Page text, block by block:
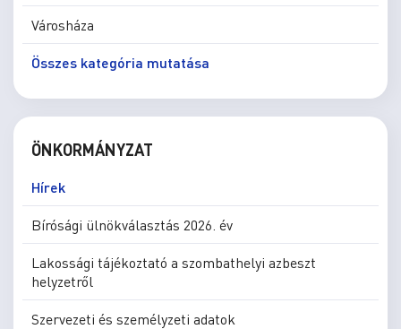
Városháza
Összes kategória mutatása
ÖNKORMÁNYZAT
Hírek
Bírósági ülnökválasztás 2026. év
Lakossági tájékoztató a szombathelyi azbeszt
helyzetről
Szervezeti és személyzeti adatok